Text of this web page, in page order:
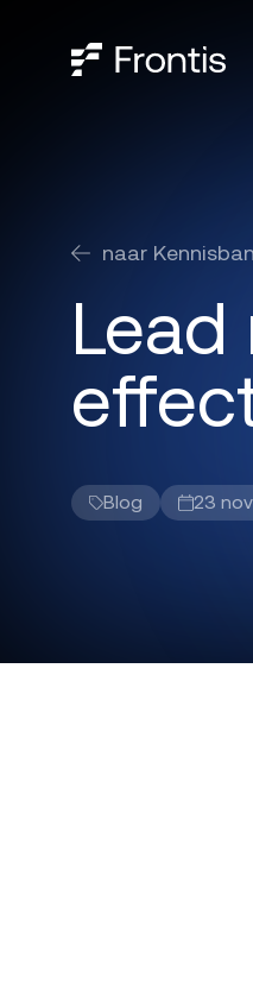
naar
Blog 23